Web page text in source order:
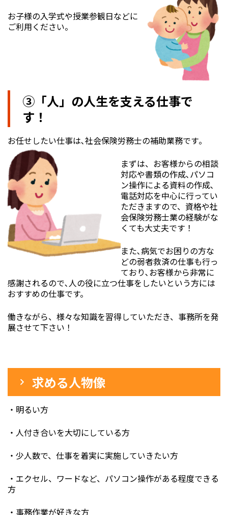
お子様の入学式や授業参観日などに
ご利用ください。
③「人」の人生を支える仕事で
す！
お任せしたい仕事は､社会保険労務士の補助業務です｡
まずは、お客様からの相談
対応や書類の作成､パソコ
ン操作による資料の作成､
電話対応を中心に行ってい
ただきますので、資格や社
会保険労務士業の経験がな
くても大丈夫です！
また､病気でお困りの方な
どの弱者救済の仕事も行っ
ており､お客様から非常に
感謝されるので､人の役に立つ仕事をしたいという方には
おすすめの仕事です。
働きながら、様々な知識を習得していただき、事務所を発
展させて下さい！
求める人物像
・明るい方
・人付き合いを大切にしている方
・少人数で、仕事を着実に実施していきたい方
・エクセル、ワードなど、パソコン操作がある程度できる
方
・事務作業が好きな方